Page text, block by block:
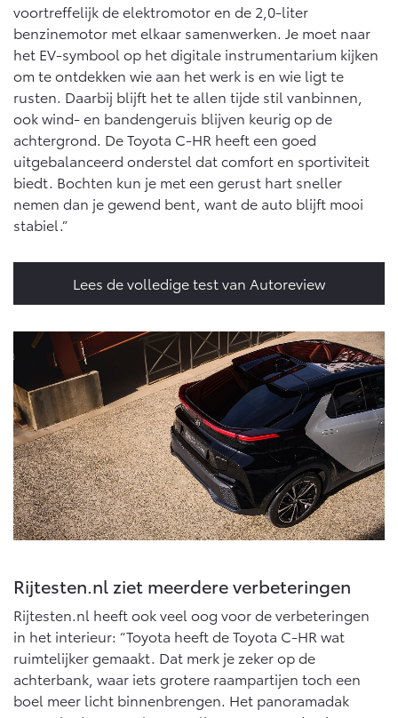
Proace (excl. BTW)
OOK ALS BATTERIJ-
ELEKTRISCH
Vanaf € 37.500,-
Proace Verso
BATTERIJ-ELEKTRISCH
Vanaf € 55.950,-
OOK ALS BATTERIJ-
Vanaf € 46.301,-
OOK ALS BATTERIJ-
Vanaf € 56.570,-
Land Cruiser (excl. BTW)
Vanaf € 89.986,-
voortreffelijk de elektromotor en de 2,0-liter
benzinemotor met elkaar samenwerken. Je moet naar
het EV-symbool op het digitale instrumentarium kijken
om te ontdekken wie aan het werk is en wie ligt te
rusten. Daarbij blijft het te allen tijde stil vanbinnen,
ook wind- en bandengeruis blijven keurig op de
achtergrond. De Toyota C-HR heeft een goed
uitgebalanceerd onderstel dat comfort en sportiviteit
biedt. Bochten kun je met een gerust hart sneller
nemen dan je gewend bent, want de auto blijft mooi
stabiel.”
Lees de volledige test van Autoreview
Rijtesten.nl ziet meerdere verbeteringen
Rijtesten.nl heeft ook veel oog voor de verbeteringen
in het interieur: “Toyota heeft de Toyota C-HR wat
ruimtelijker gemaakt. Dat merk je zeker op de
achterbank, waar iets grotere raampartijen toch een
boel meer licht binnenbrengen. Het panoramadak